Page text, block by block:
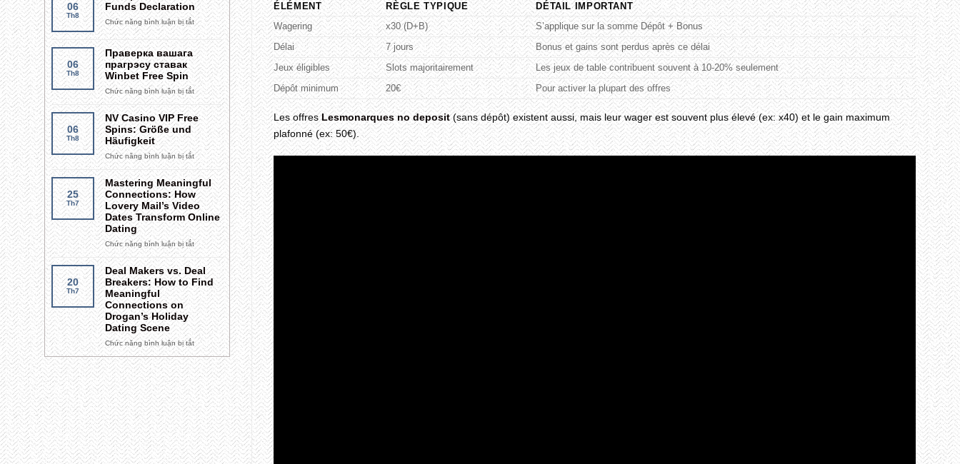
06
Th8
Funds Declaration
Chức năng bình luận bị tắtở
Kenspin
Source
of
Funds
Declaration
06
Th8
Праверка вашага
прагрэсу ставак
Winbet Free Spin
Chức năng bình luận bị tắtở
Праверка
вашага
прагрэсу
ставак
Winbet
Free
Spin
06
Th8
NV Casino VIP Free
Spins: Größe und
Häufigkeit
Chức năng bình luận bị tắtở
NV
Casino
VIP
Free
Spins:
Größe
und
Häufigkeit
25
Th7
Mastering Meaningful
Connections: How
Lovery Mail’s Video
Dates Transform Online
Dating
Chức năng bình luận bị tắtở
Mastering
Meaningful
Connections:
How
Lovery
Mail’s
Video
Dates
Transform
Online
Dating
20
Th7
Deal Makers vs. Deal
Breakers: How to Find
Meaningful
Connections on
Drogan’s Holiday
Dating Scene
Chức năng bình luận bị tắtở
Deal
Makers
vs.
Deal
Breakers:
How
to
Find
Meaningful
Connections
ÉLÉMENT RÈGLE TYPIQUE
DÉTAIL IMPORTANT
Wagering
x30 (D+B) S’applique sur la somme Dépôt + Bonus
Délai 7 jours Bonus et gains sont perdus après ce délai
Jeux éligibles Slots majoritairement Les jeux de table contribuent souvent à 10-20% seulement
Dépôt minimum 20€ Pour activer la plupart des offres
Les offresLesmonarques no deposit(sans dépôt) existent aussi, mais leur wager est souvent plus élevé (ex: x40) et le gain maximum
plafonné (ex: 50€).